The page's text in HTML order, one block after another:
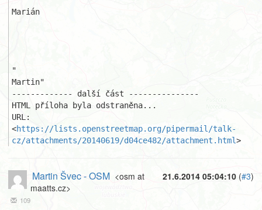
Marián
"
Martin"
------------- další část ---------------
HTML příloha byla odstraněna...
URL:
<https://lists.openstreetmap.org/pipermail/talk-
cz/attachments/20140619/d04ce482/attachment.html>
21.6.2014 05:04:10 (#3)
Martin Švec - OSM <osm at
maatts.cz>
109